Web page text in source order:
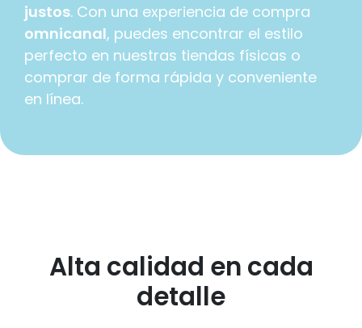
justos. Con una experiencia de compra
omnicanal, puedes encontrar el estilo
perfecto en nuestras tiendas físicas o
comprar de forma rápida y conveniente
en línea.​
Alta calidad en cada
detalle